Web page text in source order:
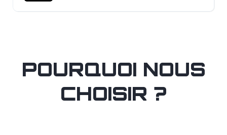
POURQUOI NOUS
CHOISIR ?